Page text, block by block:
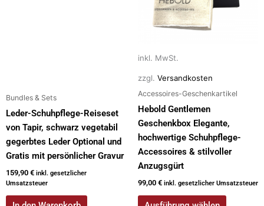
Bundles & Sets
Leder-Schuhpflege-Reiseset
von Tapir, schwarz vegetabil
gegerbtes Leder Optional und
Gratis mit persönlicher Gravur
159,90 € inkl. gesetzlicher
Umsatzsteuer
inkl. MwSt.
zzgl. Versandkosten
Accessoires-Geschenkartikel
Hebold Gentlemen
Geschenkbox Elegante,
hochwertige Schuhpflege-
Accessoires & stilvoller
Anzugsgürt
99,00 € inkl. gesetzlicher Umsatzsteuer
werden